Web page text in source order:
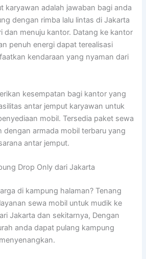
karyawan adalah jawaban bagi anda
dengan rimba lalu lintas di Jakarta
dan menuju kantor. Datang ke kantor
penuh energi dapat terealisasi
kendaraan yang nyaman dari
kesempatan bagi kantor yang
antar jemput karyawan untuk
mobil. Tersedia paket sewa
dengan armada mobil terbaru yang
antar jemput.
Drop Only dari Jakarta
di kampung halaman? Tenang
sewa mobil untuk mudik ke
Jakarta dan sekitarnya, Dengan
anda dapat pulang kampung